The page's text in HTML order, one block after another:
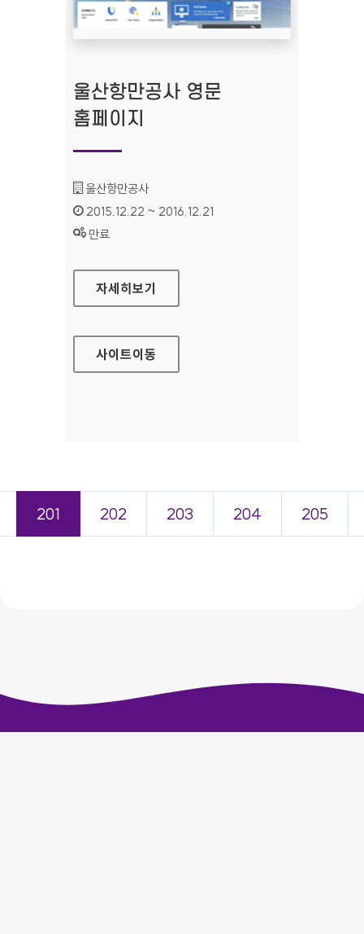
울산항만공사 영문
홈페이지
기관명 :
울산항만공사
인증기간 :
2015.12.22 ~ 2016.12.21
상태 :
만료
울산항만공사 영문 홈페이지
자세히보기
사이트이동
201 202 203 204 205